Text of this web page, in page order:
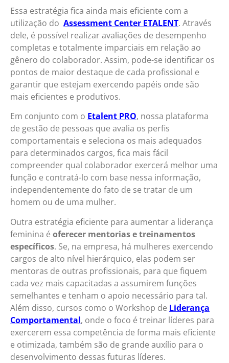
Essa estratégia fica ainda mais eficiente com a
utilização do Assessment Center ETALENT. Através
dele, é possível realizar avaliações de desempenho
completas e totalmente imparciais em relação ao
gênero do colaborador. Assim, pode-se identificar os
pontos de maior destaque de cada profissional e
garantir que estejam exercendo papéis onde são
mais eficientes e produtivos.
Em conjunto com o Etalent PRO, nossa plataforma
de gestão de pessoas que avalia os perfis
comportamentais e seleciona os mais adequados
para determinados cargos, fica mais fácil
compreender qual colaborador exercerá melhor uma
função e contratá-lo com base nessa informação,
independentemente do fato de se tratar de um
homem ou de uma mulher.
Outra estratégia eficiente para aumentar a liderança
feminina é oferecer mentorias e treinamentos
específicos. Se, na empresa, há mulheres exercendo
cargos de alto nível hierárquico, elas podem ser
mentoras de outras profissionais, para que fiquem
cada vez mais capacitadas a assumirem funções
semelhantes e tenham o apoio necessário para tal.
Além disso, cursos como o Workshop de Liderança
Comportamental, onde o foco é treinar líderes para
exercerem essa competência de forma mais eficiente
e otimizada, também são de grande auxílio para o
desenvolvimento dessas futuras líderes.